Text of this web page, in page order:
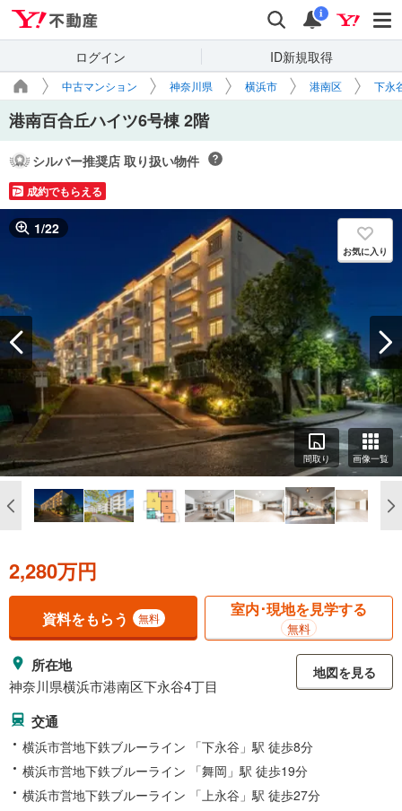
検索 通知
i
ログイン ID新規取得
中古マンション 神奈川県 横浜市 港南区 下永
港南百合丘ハイツ6号棟 2階
シルバー推奨店 取り扱い物件
成約でもらえる
1/22
お気に入り
間取り 画像一覧
2,280万円
資料をもらう 無料 室内･現地を見学する
無料
所在地
神奈川県横浜市港南区下永谷4丁目
地図を見る
交通
横浜市営地下鉄ブルーライン 「下永谷」駅 徒歩8分
横浜市営地下鉄ブルーライン 「舞岡」駅 徒歩19分
横浜市営地下鉄ブルーライン 「上永谷」駅 徒歩27分